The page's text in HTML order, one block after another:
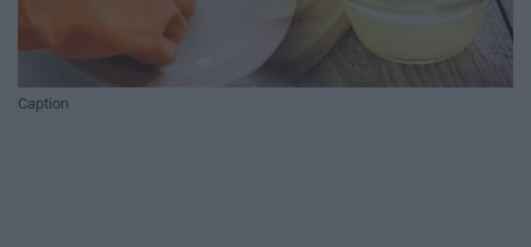
Caption